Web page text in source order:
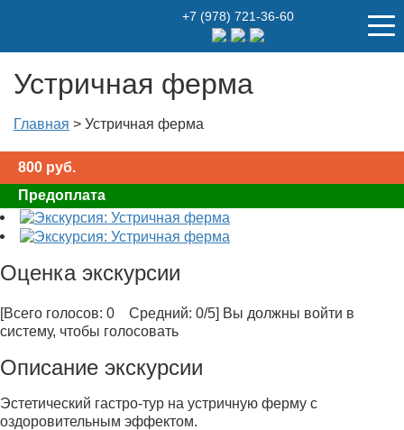
+7 (978) 721-36-60
Устричная ферма
Главная > Устричная ферма
800 руб.
Предоплата
Оценка экскурсии
[Всего голосов: 0 Средний: 0/5] Вы должны войти в
систему, чтобы голосовать
Описание экскурсии
Эстетический гастро-тур на устричную ферму с
оздоровительным эффектом.